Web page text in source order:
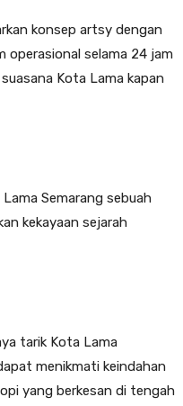
konsep artsy dengan
operasional selama 24 jam
Kota Lama kapan
Semarang sebuah
kekayaan sejarah
tarik Kota Lama
menikmati keindahan
yang berkesan di tengah